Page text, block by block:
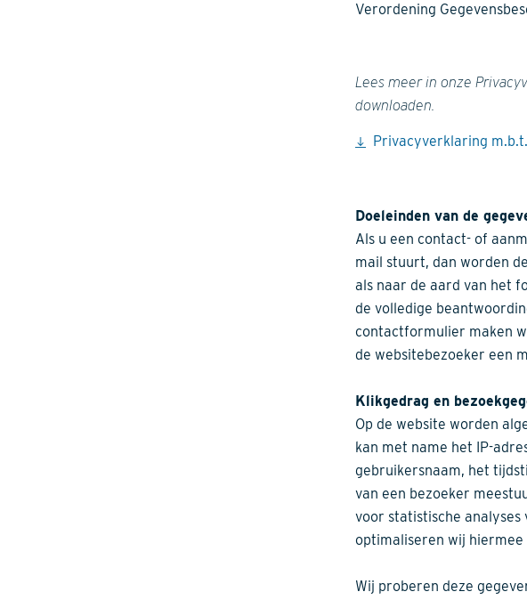
Verordening
Lees meer in onze
downloaden.
Privacyverklaring
Doeleinden van de
Als u een contact- of
mail stuurt, dan worden
als naar de aard van het
de volledige
contactformulier maken
de websitebezoeker een
Klikgedrag en
Op de website worden
kan met name het IP-
gebruikersnaam, het
van een bezoeker
voor statistische analyses
optimaliseren wij hiermee
Wij proberen deze